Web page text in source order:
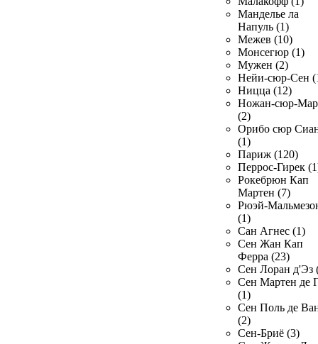
Манделье ла
Напуль (1)
Межев (10)
Монсегюр (1)
Мужен (2)
Нейи-сюр-Сен
Ницца (12)
Ножан-сюр-
(2)
Орибо сюр
(1)
Париж (120)
Перрос-Гирек
Рокебрюн Кап
Мартен (7)
Рюэй-
(1)
Сан Агнес (1)
Сен Жан Кап
Ферра (23)
Сен Лоран д'Эз
Сен Мартен де
(1)
Сен Поль де
(2)
Сен-Бриё (3)